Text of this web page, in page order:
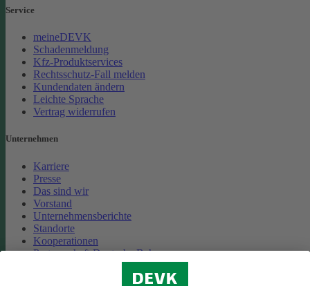
Service
meineDEVK
Schadenmeldung
Kfz-Produktservices
Rechtsschutz-Fall melden
Kundendaten ändern
Leichte Sprache
Vertrag widerrufen
Unternehmen
Karriere
Presse
Das sind wir
Vorstand
Unternehmensberichte
Standorte
Kooperationen
Partnerschaft Deutsche Bahn